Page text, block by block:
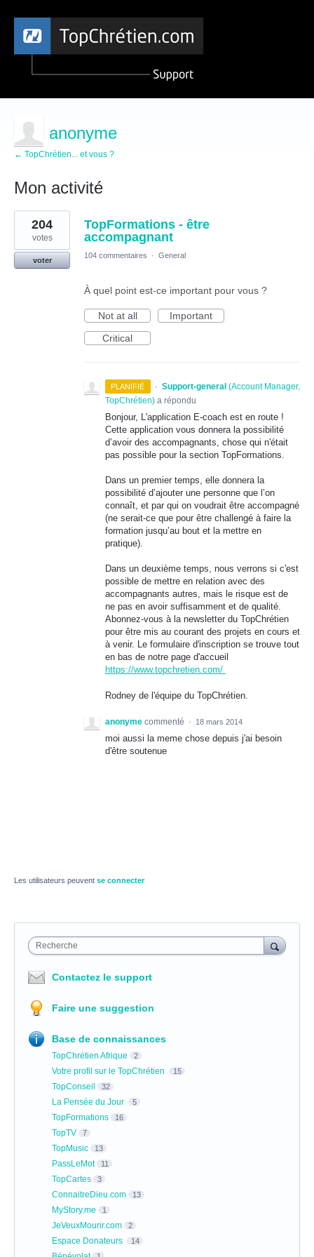
anonyme
← TopChrétien... et vous ?
Mon activité
1
résultat
trouvé
TopFormations - être
accompagnant
204
votes
voter
104 commentaires · General
À quel point est-ce important pour vous ?
Not at all
Important
Critical
PLANIFIÉ · Support-general (Account Manager,
TopChrétien) a répondu
Bonjour, L'application E-coach est en route !
Cette application vous donnera la possibilité
d’avoir des accompagnants, chose qui n'était
pas possible pour la section TopFormations.
Dans un premier temps, elle donnera la
possibilité d’ajouter une personne que l’on
connaît, et par qui on voudrait être accompagné
(ne serait-ce que pour être challengé à faire la
formation jusqu’au bout et la mettre en
pratique).
Dans un deuxième temps, nous verrons si c'est
possible de mettre en relation avec des
accompagnants autres, mais le risque est de
ne pas en avoir suffisamment et de qualité.
Abonnez-vous à la newsletter du TopChrétien
pour être mis au courant des projets en cours et
à venir. Le formulaire d'inscription se trouve tout
en bas de notre page d'accueil
https://www.topchretien.com/
Rodney de l'équipe du TopChrétien.
anonyme commenté · 18 mars 2014
moi aussi la meme chose depuis j'ai besoin
d'être soutenue
Les utilisateurs peuvent se connecter
Recherche
Contactez le support
Faire une suggestion
Base de connaissances
TopChrétien Afrique 2
Votre profil sur le TopChrétien 15
TopConseil 32
La Pensée du Jour 5
TopFormations 16
TopTV 7
TopMusic 13
PassLeMot 11
TopCartes 3
ConnaitreDieu.com 13
MyStory.me 1
JeVeuxMourir.com 2
Espace Donateurs 14